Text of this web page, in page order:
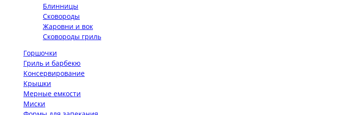
Блинницы
Сковороды
Жаровни и вок
Сковороды гриль
Горшочки
Гриль и барбекю
Консервирование
Крышки
Мерные емкости
Миски